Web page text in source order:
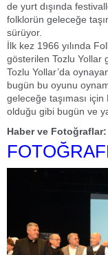
de yurt dışında
folklorün geleceğe
sürüyor.
İlk kez 1966 yılında
gösterilen Tozlu Yollar
Tozlu Yollar’da
bugün bu oyunu
geleceğe taşıması
olduğu gibi bugün ve
Haber ve Fotoğraflar: